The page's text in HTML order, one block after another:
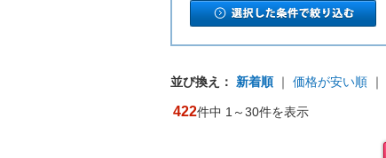
並び換え： 新着順 ｜ 価格が安い順 ｜
422件中 1～30件を表示